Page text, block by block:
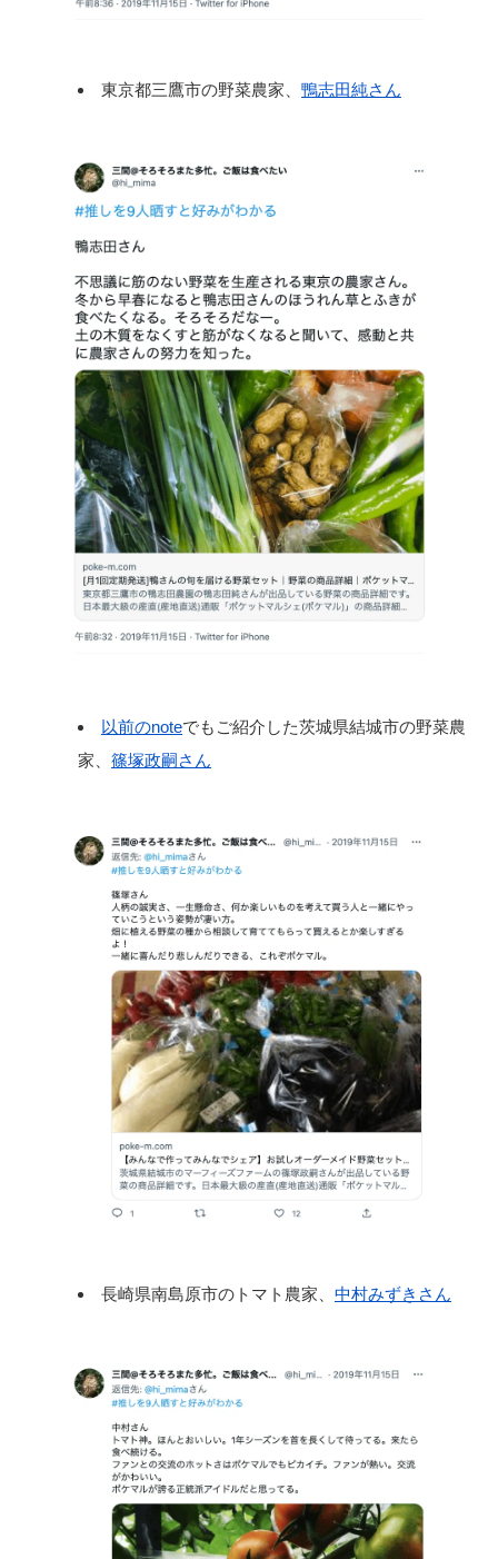
東京都三鷹市の野菜農家、 鴨志田純さん
以前のnoteでもご紹介した茨城県結城市の野菜農
家、 篠塚政嗣さん
長崎県南島原市のトマト農家、 中村みずきさん